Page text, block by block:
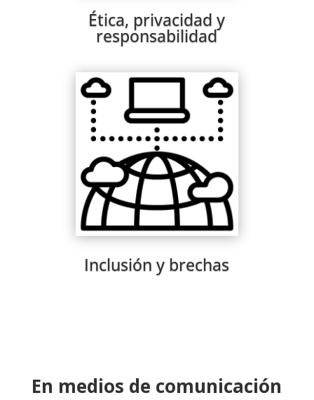
Ética, privacidad y
responsabilidad
Inclusión y brechas
En medios de comunicación